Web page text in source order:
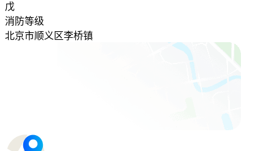
戊
消防等级
北京市顺义区李桥镇